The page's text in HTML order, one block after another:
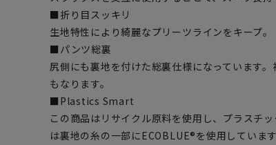
■折り目スッキリ
生地特性により綺麗なプリーツラインをキープ。
■パンツ総裏
尻側にも裏地を付けた総裏仕様になっています
もなります。
■Plastics Smart
この商品はリサイクル原料を使用し、プラスチ
は裏地の糸の一部にECOBLUE®を使用していま